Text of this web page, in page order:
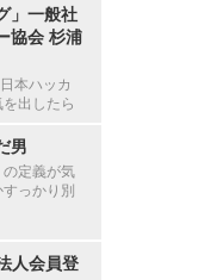
」一般社
協会 杉浦
本ハッカ
出したら
男
定義が気
っかり別
人会員登